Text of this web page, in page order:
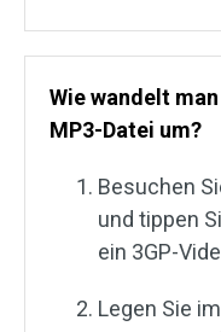
Wie wandelt
MP3-Datei um?
Besuchen
und tippen
ein 3GP-
Legen Sie